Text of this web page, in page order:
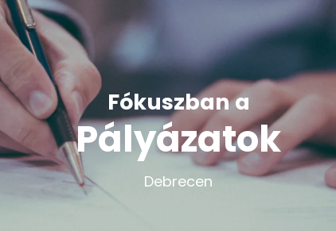
Fókuszban a
Pályázatok
Debrecen